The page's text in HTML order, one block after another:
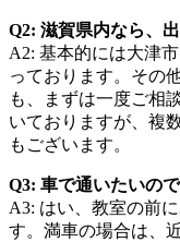
Q2: 滋賀県内なら、
A2: 基本的には大津
っております。その
も、まずは一度ご相
いておりますが、複
もございます。
Q3: 車で通いたいの
A3: はい、教室の前
す。満車の場合は、